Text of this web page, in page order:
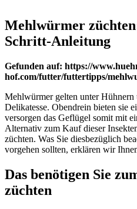
Mehlwürmer
Schritt-Anleitung
Gefunden auf: https://
hof.com/futter/futtertipps/
Mehlwürmer gelten unter
Delikatesse. Obendrein bieten sie
versorgen das Geflügel somit mit
Alternativ zum Kauf dieser
züchten. Was Sie diesbezüglich
vorgehen sollten, erklären wir
Das benötigen Sie
züchten